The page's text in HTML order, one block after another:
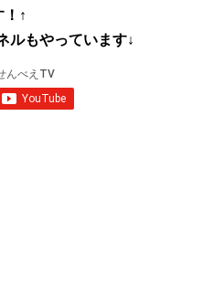
！↑
ルもやっています↓